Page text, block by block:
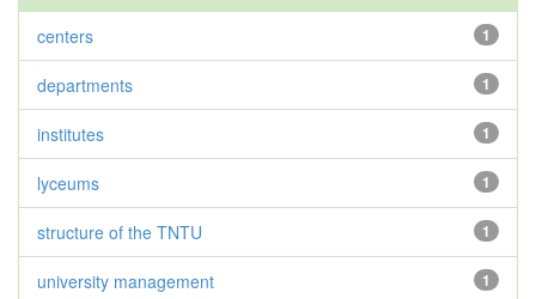
1
centers
1
departments
1
institutes
1
lyceums
1
structure of the TNTU
1
university management